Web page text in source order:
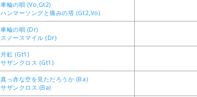
車輪の唄 (Vo,Gt2)
ハンマーソングと痛みの塔 (Gt2,Vo)
車輪の唄 (Dr)
スノースマイル (Dr)
月虹 (Gt1)
サザンクロス (Gt1)
真っ赤な空を見ただろうか (Ba)
サザンクロス (Ba)